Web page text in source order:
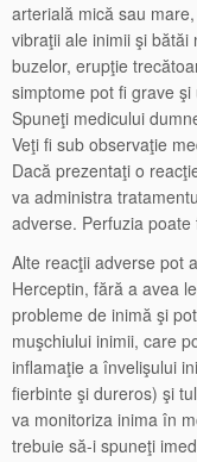
arterială mică sau
vibraţii ale inimii şi
buzelor, erupţie
simptome pot fi grave
Spuneţi medicului
Veţi fi sub observaţie
Dacă prezentaţi o
va administra
adverse. Perfuzia
Alte reacţii adverse pot
Herceptin, fără a avea
probleme de inimă şi
muşchiului inimii, care
inflamaţie a învelişului
fierbinte şi dureros) şi
va monitoriza inima în
trebuie să-i spuneţi